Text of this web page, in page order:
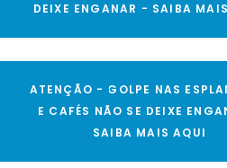
DEIXE ENGANAR - SAIBA
ATENÇÃO - GOLPE NAS
E CAFÉS NÃO SE DEIXE
SAIBA MAIS AQUI